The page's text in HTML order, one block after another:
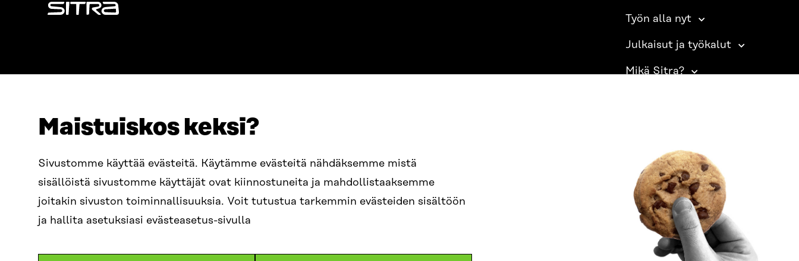
Maistuiskos keksi?
Sivustomme käyttää evästeitä. Käytämme evästeitä nähdäksemme mistä
sisällöistä sivustomme käyttäjät ovat kiinnostuneita ja mahdollistaaksemme
joitakin sivuston toiminnallisuuksia. Voit tutustua tarkemmin evästeiden sisältöön
ja hallita asetuksiasi evästeasetus-sivulla
Sitra Työn alla nyt
Julkaisut ja työkalut
Mikä Sitra?
Itämerenkatu 11-13, PL 160,
00181 Helsinki
Saapumisohjeet
Y-TUNNUS
+358 294 618 991
SÄHKÖPOSTI
etunimi.sukunimi@sitra.fi
SITRA SOSIAALISESSA MEDIASSA